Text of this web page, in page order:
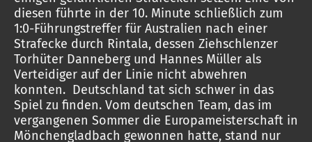
diesen führte in der 10. Minute schließlich zum
1:0-Führungstreffer für Australien nach einer
Strafecke durch Rintala, dessen Ziehschlenzer
Torhüter Danneberg und Hannes Müller als
Verteidiger auf der Linie nicht abwehren
konnten. Deutschland tat sich schwer in das
Spiel zu finden. Vom deutschen Team, das im
vergangenen Sommer die Europameisterschaft in
Mönchengladbach gewonnen hatte, stand nur